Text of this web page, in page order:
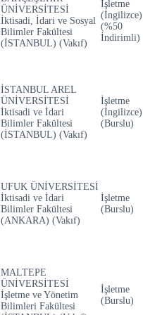
ÜNİVERSİTESİ
İktisadi, İdari ve Sosyal
Bilimler Fakültesi
(İSTANBUL) (Vakıf)
İşletme
(İngilizce)
(%50
İndirimli)
İSTANBUL AREL
ÜNİVERSİTESİ
İktisadi ve İdari
Bilimler Fakültesi
(İSTANBUL) (Vakıf)
İşletme
(İngilizce)
(Burslu)
UFUK ÜNİVERSİTESİ
İktisadi ve İdari
Bilimler Fakültesi
(ANKARA) (Vakıf)
İşletme
(Burslu)
MALTEPE
ÜNİVERSİTESİ
İşletme ve Yönetim
Bilimleri Fakültesi
İşletme
(Burslu)